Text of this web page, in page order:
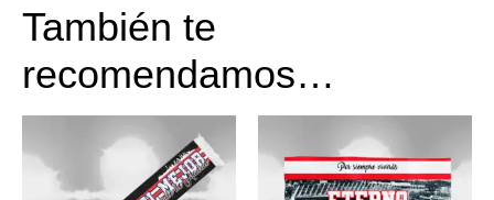
También te
recomendamos…